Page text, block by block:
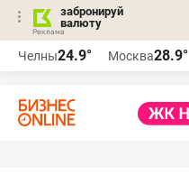
забронируй
валюту
Челны24.9° Москва28.9°